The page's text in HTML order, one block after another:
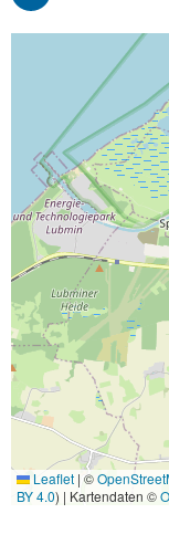
Leaflet | ©
BY 4.0) | Kartendaten ©